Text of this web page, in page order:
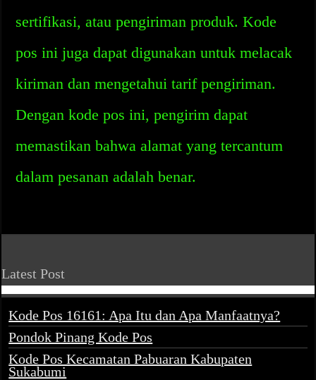
sertifikasi, atau pengiriman produk. Kode
pos ini juga dapat digunakan untuk melacak
kiriman dan mengetahui tarif pengiriman.
Dengan kode pos ini, pengirim dapat
memastikan bahwa alamat yang tercantum
dalam pesanan adalah benar.
Latest Post
Kode Pos 16161: Apa Itu dan Apa Manfaatnya?
Pondok Pinang Kode Pos
Kode Pos Kecamatan Pabuaran Kabupaten
Sukabumi